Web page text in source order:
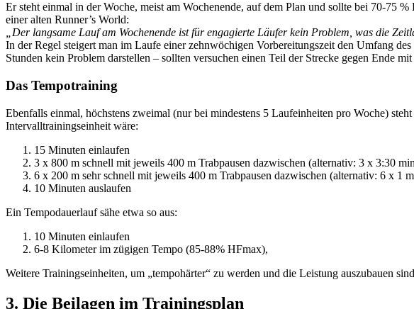
Er steht einmal in der Woche, meist am Wochenende, auf dem Plan und sollte bei 70-75 %
einer alten Runner’s World:
„Der langsame Lauf am Wochenende ist für engagierte Läufer kein Problem, was die
In der Regel steigert man im Laufe einer zehnwöchigen Vorbereitungszeit den Umfang
Stunden kein Problem darstellen – sollten versuchen einen Teil der Strecke gegen Ende
Das Tempotraining
Ebenfalls einmal, höchstens zweimal (nur bei mindestens 5 Laufeinheiten pro Woche)
Intervalltrainingseinheit wäre:
15 Minuten einlaufen
3 x 800 m schnell mit jeweils 400 m Trabpausen dazwischen (alternativ: 3 x 3:30
6 x 200 m sehr schnell mit jeweils 400 m Trabpausen dazwischen (alternativ: 6 x 1
10 Minuten auslaufen
Ein Tempodauerlauf sähe etwa so aus:
10 Minuten einlaufen
6-8 Kilometer im zügigen Tempo (85-88% HFmax),
Weitere Trainingseinheiten, um „tempohärter“ zu werden und die Leistung auszubauen
3. Die Beilagen im Trainingsplan